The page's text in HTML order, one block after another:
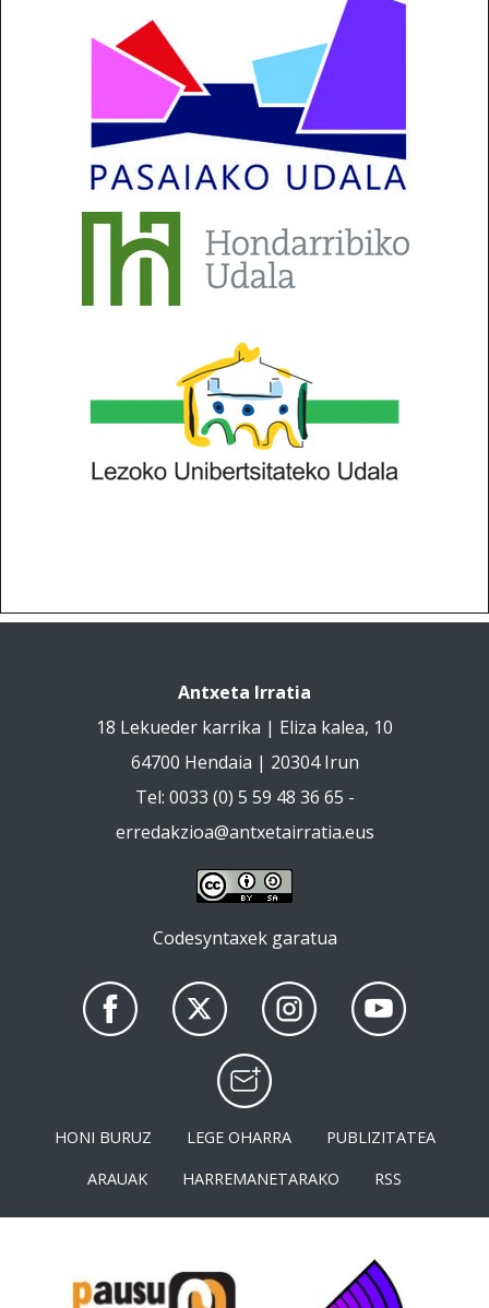
Antxeta Irratia
18 Lekueder karrika | Eliza kalea, 10
64700 Hendaia | 20304 Irun
Tel: 0033 (0) 5 59 48 36 65 -
erredakzioa@antxetairratia.eus
Codesyntaxek garatua
HONI BURUZ LEGE OHARRA
PUBLIZITATEA
ARAUAK
HARREMANETARAKO RSS